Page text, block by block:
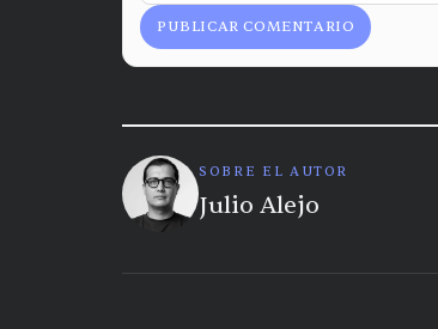
PUBLICAR COMENTARIO
SOBRE EL AUTOR
Julio Alejo